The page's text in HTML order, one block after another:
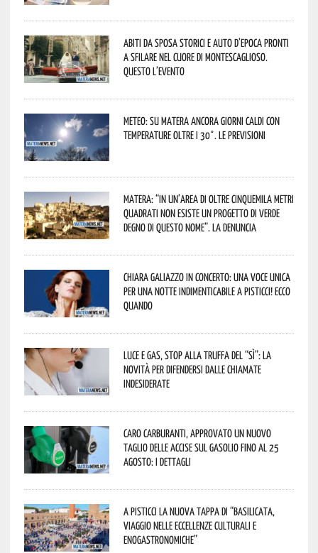
Abiti da sposa storici e auto d’epoca pronti
a sfilare nel cuore di Montescaglioso.
Questo l’evento
Meteo: su Matera ancora giorni caldi con
temperature oltre i 30°. Le previsioni
Matera: “In un’area di oltre cinquemila metri
quadrati non esiste un progetto di verde
degno di questo nome”. La denuncia
Chiara Galiazzo in concerto: una voce unica
per una notte indimenticabile a Pisticci! Ecco
quando
Luce e gas, stop alla truffa del “Sì”: la
novità per difendersi dalle chiamate
indesiderate
Caro carburanti, approvato un nuovo
taglio delle accise sul gasolio fino al 25
agosto: i dettagli
A Pisticci la nuova tappa di “Basilicata,
viaggio nelle eccellenze culturali e
enogastronomiche”